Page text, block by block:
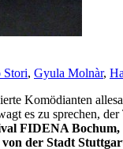
Stori, Gyula Molnàr,
Komödianten
es zu sprechen,
FIDENA
der Stadt